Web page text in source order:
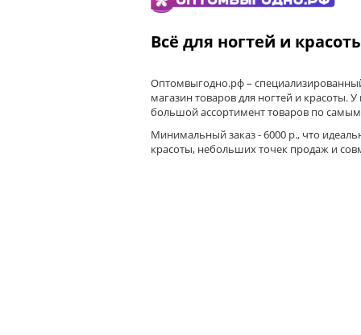
Всё для ногтей и
Оптомвыгодно.рф –
магазин товаров для ногтей и красоты. У
большой ассортимент товаров по
Минимальный заказ - 6000 р., что
красоты, небольших точек продаж и